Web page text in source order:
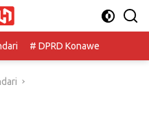
# DPRD Konawe